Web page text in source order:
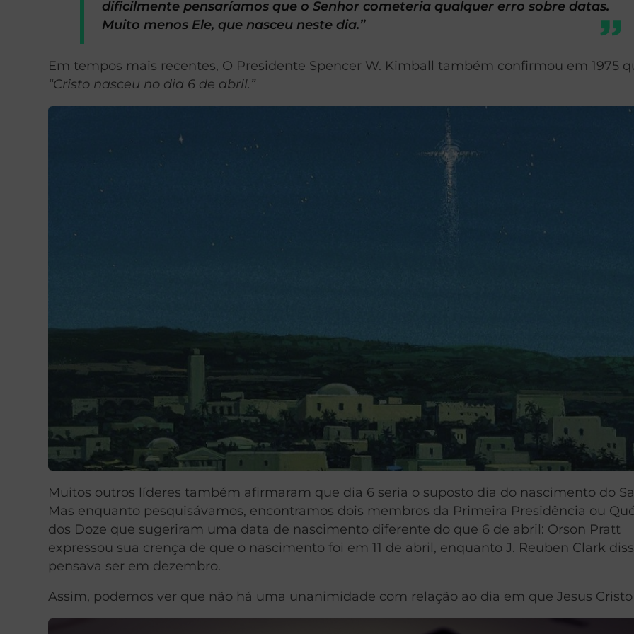
dificilmente pensaríamos que o Senhor cometeria qualquer erro sobre datas.
Muito menos Ele, que nasceu neste dia.”
Em tempos mais recentes, O Presidente Spencer W. Kimball também confirmou em 1975
“Cristo nasceu no dia 6 de abril.”
Muitos outros líderes também afirmaram que dia 6 seria o suposto dia do nascimento do
Mas enquanto pesquisávamos, encontramos dois membros da Primeira Presidência ou
dos Doze que sugeriram uma data de nascimento diferente do que 6 de abril: Orson Pratt
expressou sua crença de que o nascimento foi em 11 de abril, enquanto J. Reuben Clark
pensava ser em dezembro.
Assim, podemos ver que não há uma unanimidade com relação ao dia em que Jesus